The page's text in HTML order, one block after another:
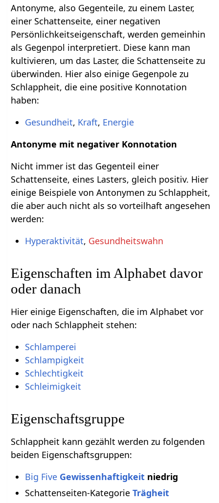
Antonyme, also Gegenteile, zu einem Laster,
einer Schattenseite, einer negativen
Persönlichkeitseigenschaft, werden gemeinhin
als Gegenpol interpretiert. Diese kann man
kultivieren, um das Laster, die Schattenseite zu
überwinden. Hier also einige Gegenpole zu
Schlappheit, die eine positive Konnotation
haben:
Gesundheit, Kraft, Energie
Antonyme mit negativer Konnotation
Nicht immer ist das Gegenteil einer
Schattenseite, eines Lasters, gleich positiv. Hier
einige Beispiele von Antonymen zu Schlappheit,
die aber auch nicht als so vorteilhaft angesehen
werden:
Hyperaktivität, Gesundheitswahn
Eigenschaften im Alphabet davor
oder danach
Hier einige Eigenschaften, die im Alphabet vor
oder nach Schlappheit stehen:
Schlamperei
Schlampigkeit
Schlechtigkeit
Schleimigkeit
Eigenschaftsgruppe
Schlappheit kann gezählt werden zu folgenden
beiden Eigenschaftsgruppen:
Big Five Gewissenhaftigkeitniedrig
Schattenseiten-Kategorie Trägheit